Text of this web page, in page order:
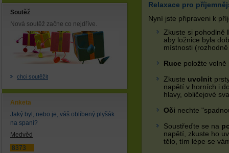
Soutěž
Nová soutěž začne co nejdříve.
chci soutěžit
Anketa
Jaký byl, nebo je, váš oblíbený plyšák
na spaní?
Medvěd
8373
Relaxace pro
Nyní jste připraveni k
Zkuste si pohodlně
aby ložnice byla
místnosti
Ruce položte
Zkuste uvolnit
napětí v horních i
hlavy, obličejové
Oči nechte
Soustřeďte se na
napětí, zkuste ho
tělo, tím lépe se